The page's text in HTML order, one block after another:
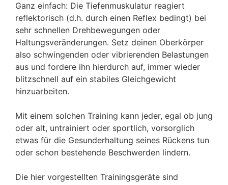
Ganz einfach: Die Tiefenmuskulatur reagiert
reflektorisch (d.h. durch einen Reflex bedingt) bei
sehr schnellen Drehbewegungen oder
Haltungsveränderungen. Setz deinen Oberkörper
also schwingenden oder vibrierenden Belastungen
aus und fordere ihn hierdurch auf, immer wieder
blitzschnell auf ein stabiles Gleichgewicht
hinzuarbeiten.
Mit einem solchen Training kann jeder, egal ob jung
oder alt, untrainiert oder sportlich, vorsorglich
etwas für die Gesunderhaltung seines Rückens tun
oder schon bestehende Beschwerden lindern.
Die hier vorgestellten Trainingsgeräte sind